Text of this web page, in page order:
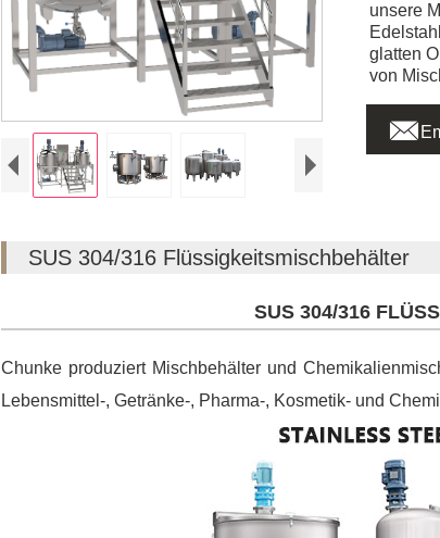
unsere
glatten
von

SUS 304/316 Flüssigkeitsmischbehälter
SUS 304/316
Chunke produziert Mischbehälter und
Lebensmittel-, Getränke-, Pharma-, Kosmetik- und